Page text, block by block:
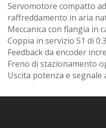
Servomotore compatto
raffreddamento in aria
Meccanica con flangia in
Coppia in servizio S1 di
Feedback da encoder
Freno di stazionamento
Uscita potenza e segnale